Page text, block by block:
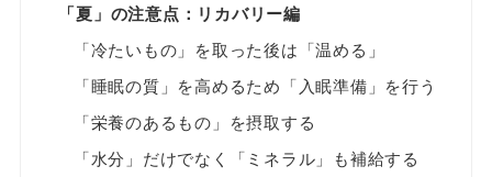
「夏」の注意点：リカバリー編
「冷たいもの」を取った後は「温める」
「睡眠の質」を高めるため「入眠準備」を行う
「栄養のあるもの」を摂取する
「水分」だけでなく「ミネラル」も補給する